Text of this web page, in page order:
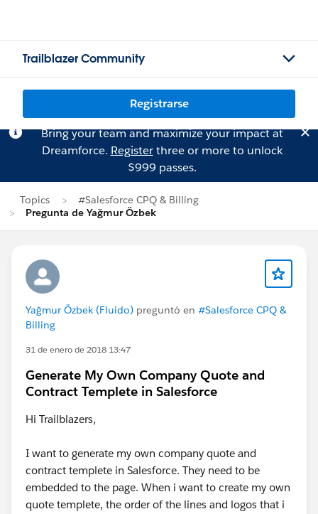
Trailblazer Community
Registrarse
Bring your team and maximize your impact at
Dreamforce. Registerthree or more to unlock
$999 passes.
Topics
#Salesforce CPQ & Billing
Pregunta de Yağmur Özbek
Yağmur Özbek (Fluido) preguntó en #Salesforce CPQ &
Billing
31 de enero de 2018 13:47
Generate My Own Company Quote and
Contract Templete in Salesforce
Hi Trailblazers,
I want to generate my own company quote and
contract templete in Salesforce. They need to be
embedded to the page. When i want to create my own
quote templete, the order of the lines and logos that i